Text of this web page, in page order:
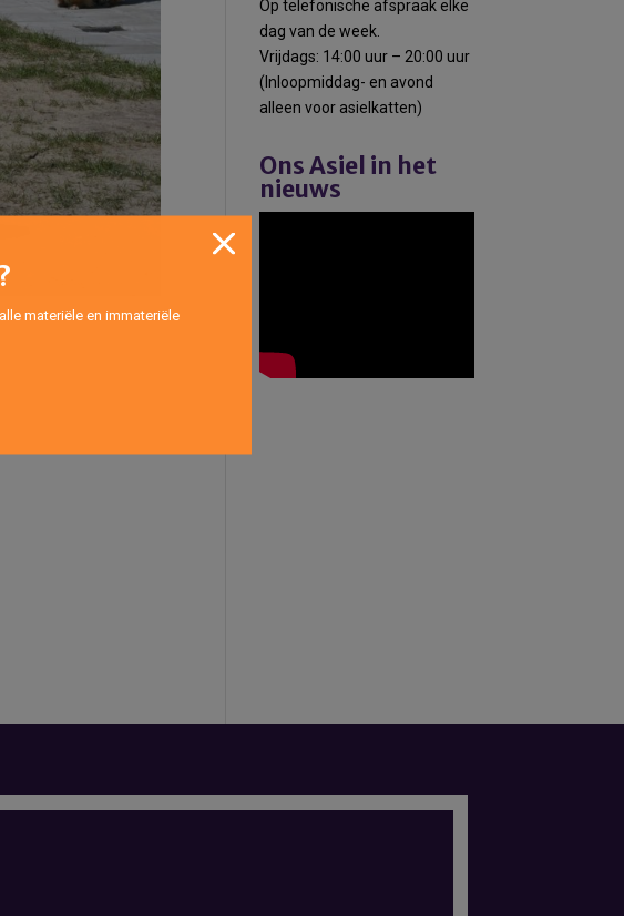
Op telefonische afspraak elke
dag van de week.
Vrijdags: 14:00 uur – 20:00 uur
(Inloopmiddag- en avond
alleen voor asielkatten)
Ons Asiel in het
nieuws
materiële en immateriële